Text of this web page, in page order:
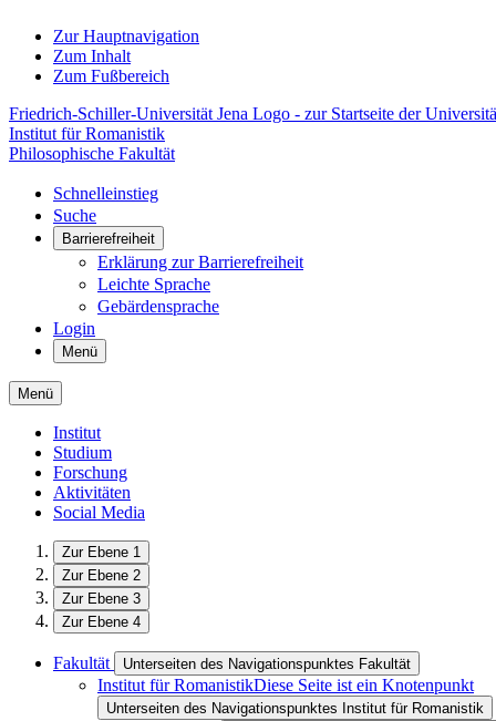
Zur Hauptnavigation
Zum Inhalt
Zum Fußbereich
Friedrich-Schiller-Universität Jena Logo - zur Startseite der
Institut für Romanistik
Philosophische Fakultät
Schnelleinstieg
Suche
Barrierefreiheit
Erklärung zur Barrierefreiheit
Leichte Sprache
Gebärdensprache
Login
Menü
Menü
Institut
Studium
Forschung
Aktivitäten
Social Media
Zur Ebene 1
Zur Ebene 2
Zur Ebene 3
Zur Ebene 4
Fakultät Unterseiten des Navigationspunktes Fakultät
Institut für RomanistikDiese Seite ist ein Knotenpunkt
Unterseiten des Navigationspunktes Institut für Romanistik